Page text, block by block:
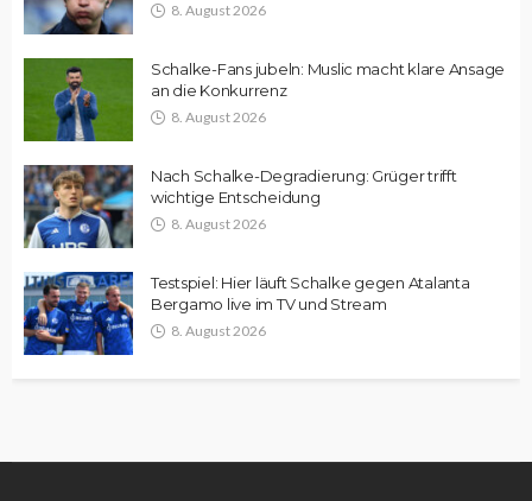
8. August 2026
Schalke-Fans jubeln: Muslic macht klare Ansage
an die Konkurrenz
8. August 2026
Nach Schalke-Degradierung: Grüger trifft
wichtige Entscheidung
8. August 2026
Testspiel: Hier läuft Schalke gegen Atalanta
Bergamo live im TV und Stream
8. August 2026